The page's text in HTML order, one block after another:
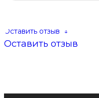
Оставить отзыв ↓
Оставить отзыв